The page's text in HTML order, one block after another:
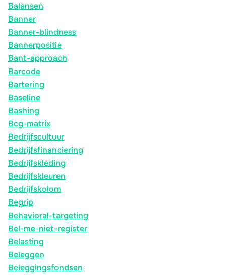
Balansen
Banner
Banner-blindness
Bannerpositie
Bant-approach
Barcode
Bartering
Baseline
Bashing
Bcg-matrix
Bedrijfscultuur
Bedrijfsfinanciering
Bedrijfskleding
Bedrijfskleuren
Bedrijfskolom
Begrip
Behavioral-targeting
Bel-me-niet-register
Belasting
Beleggen
Beleggingsfondsen